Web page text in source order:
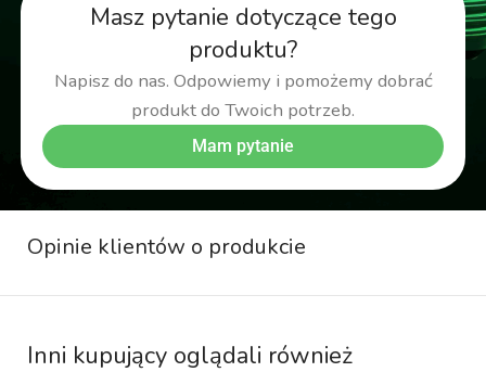
Masz pytanie dotyczące tego
produktu?
Napisz do nas. Odpowiemy i pomożemy dobrać
produkt do Twoich potrzeb.
Mam pytanie
Opinie klientów o produkcie
Inni kupujący oglądali również